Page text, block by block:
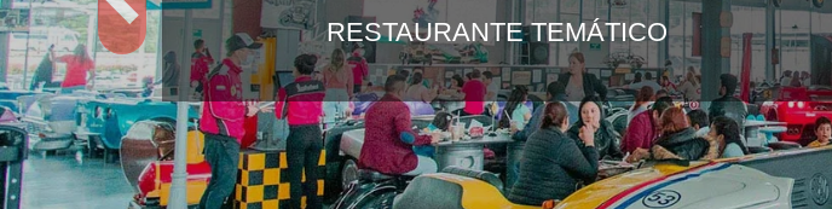
RESTAURANTE TEMÁTICO
Previous